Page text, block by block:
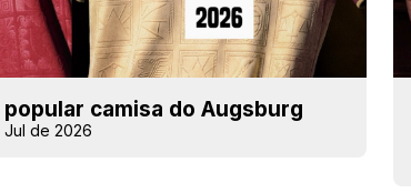
camisa do Augsburg
de 2026